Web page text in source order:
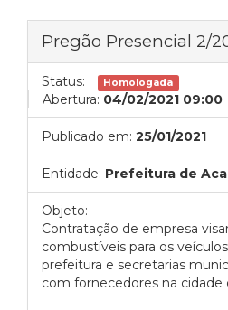
Pregão Presencial 2/
Status: Homologada
Abertura: 04/02/2021 09:00
Publicado em: 25/01/2021
Entidade: Prefeitura de
Objeto:
Contratação de empresa
combustíveis para os
prefeitura e secretarias
com fornecedores na cidade